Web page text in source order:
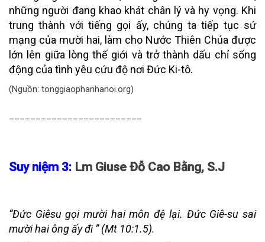
những người đang khao khát chân lý và hy vọng. Khi
trung thành với tiếng gọi ấy, chúng ta tiếp tục sứ
mạng của mười hai, làm cho Nước Thiên Chúa được
lớn lên giữa lòng thế giới và trở thành dấu chỉ sống
động của tình yêu cứu độ nơi Đức Ki-tô.
(Nguồn: tonggiaophanhanoi.org)
Suy niệm 3: Lm Giuse Đỗ Cao Bằng, S.J
“Đức Giêsu gọi mười hai môn đệ lại. Đức Giê-su sai
mười hai ông ấy đi ” (Mt 10:1.5).